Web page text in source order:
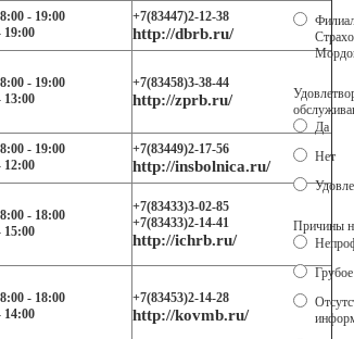
- 19:00
19:00
+7(83447)2-12-38
http://dbrb.ru/
- 19:00
13:00
+7(83458)3-38-44
http://zprb.ru/
- 19:00
12:00
+7(83449)2-17-56
http://insbolnica.ru/
- 18:00
15:00
+7(83433)3-02-85
+7(83433)2-14-41
http://ichrb.ru/
- 18:00
14:00
+7(83453)2-14-28
http://kovmb.ru/
Да
Нет
Причины